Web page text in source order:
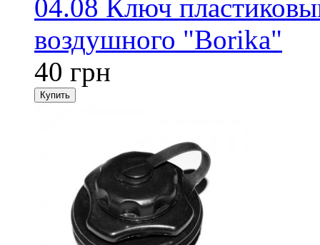
04.08 Ключ
воздушного "Borika"
40 грн